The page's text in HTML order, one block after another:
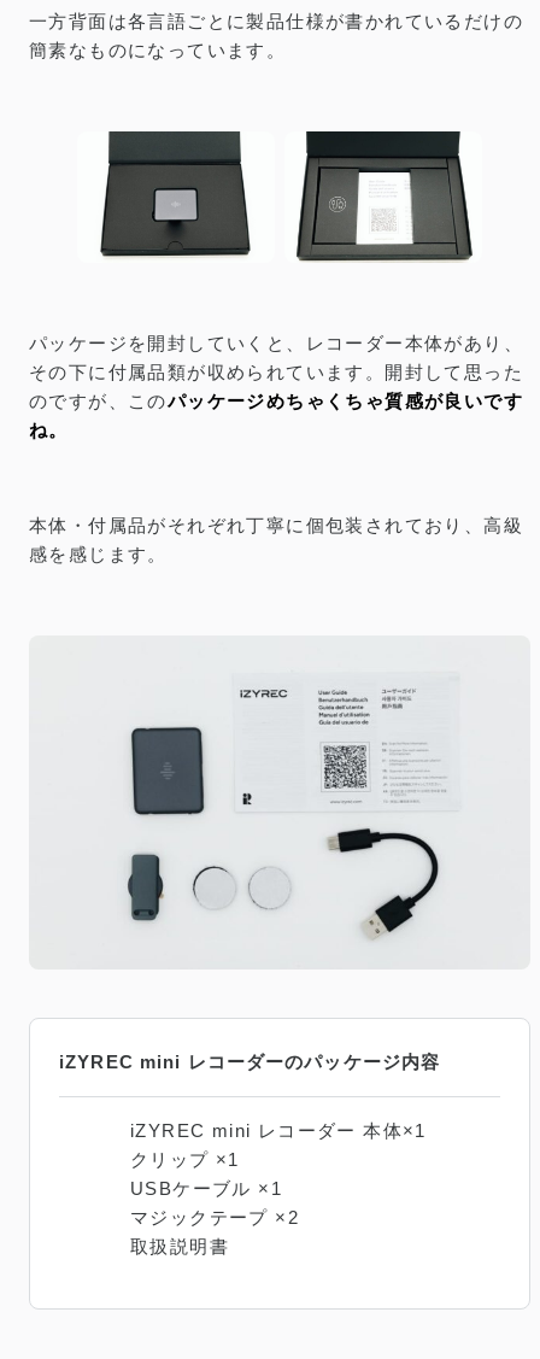
一方背面は各言語ごとに製品仕様が書かれているだけの
簡素なものになっています。
パッケージを開封していくと、レコーダー本体があり、
その下に付属品類が収められています。開封して思った
のですが、このパッケージめちゃくちゃ質感が良いです
ね。
本体・付属品がそれぞれ丁寧に個包装されており、高級
感を感じます。
iZYREC mini レコーダーのパッケージ内容
iZYREC mini レコーダー 本体×1
クリップ ×1
USBケーブル ×1
マジックテープ ×2
取扱説明書